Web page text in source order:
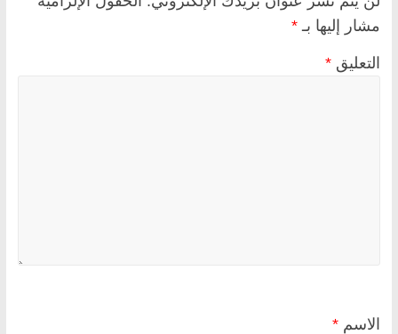
مشار إليها بـ *
التعليق *
الاسم *